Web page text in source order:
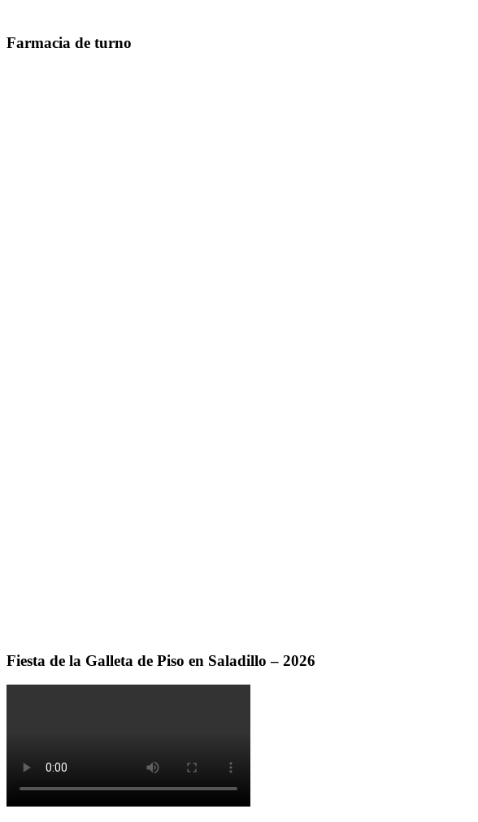
Farmacia de turno
Fiesta de la Galleta de Piso en Saladillo – 2026